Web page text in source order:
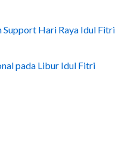
Support Hari Raya Idul Fitri
pada Libur Idul Fitri